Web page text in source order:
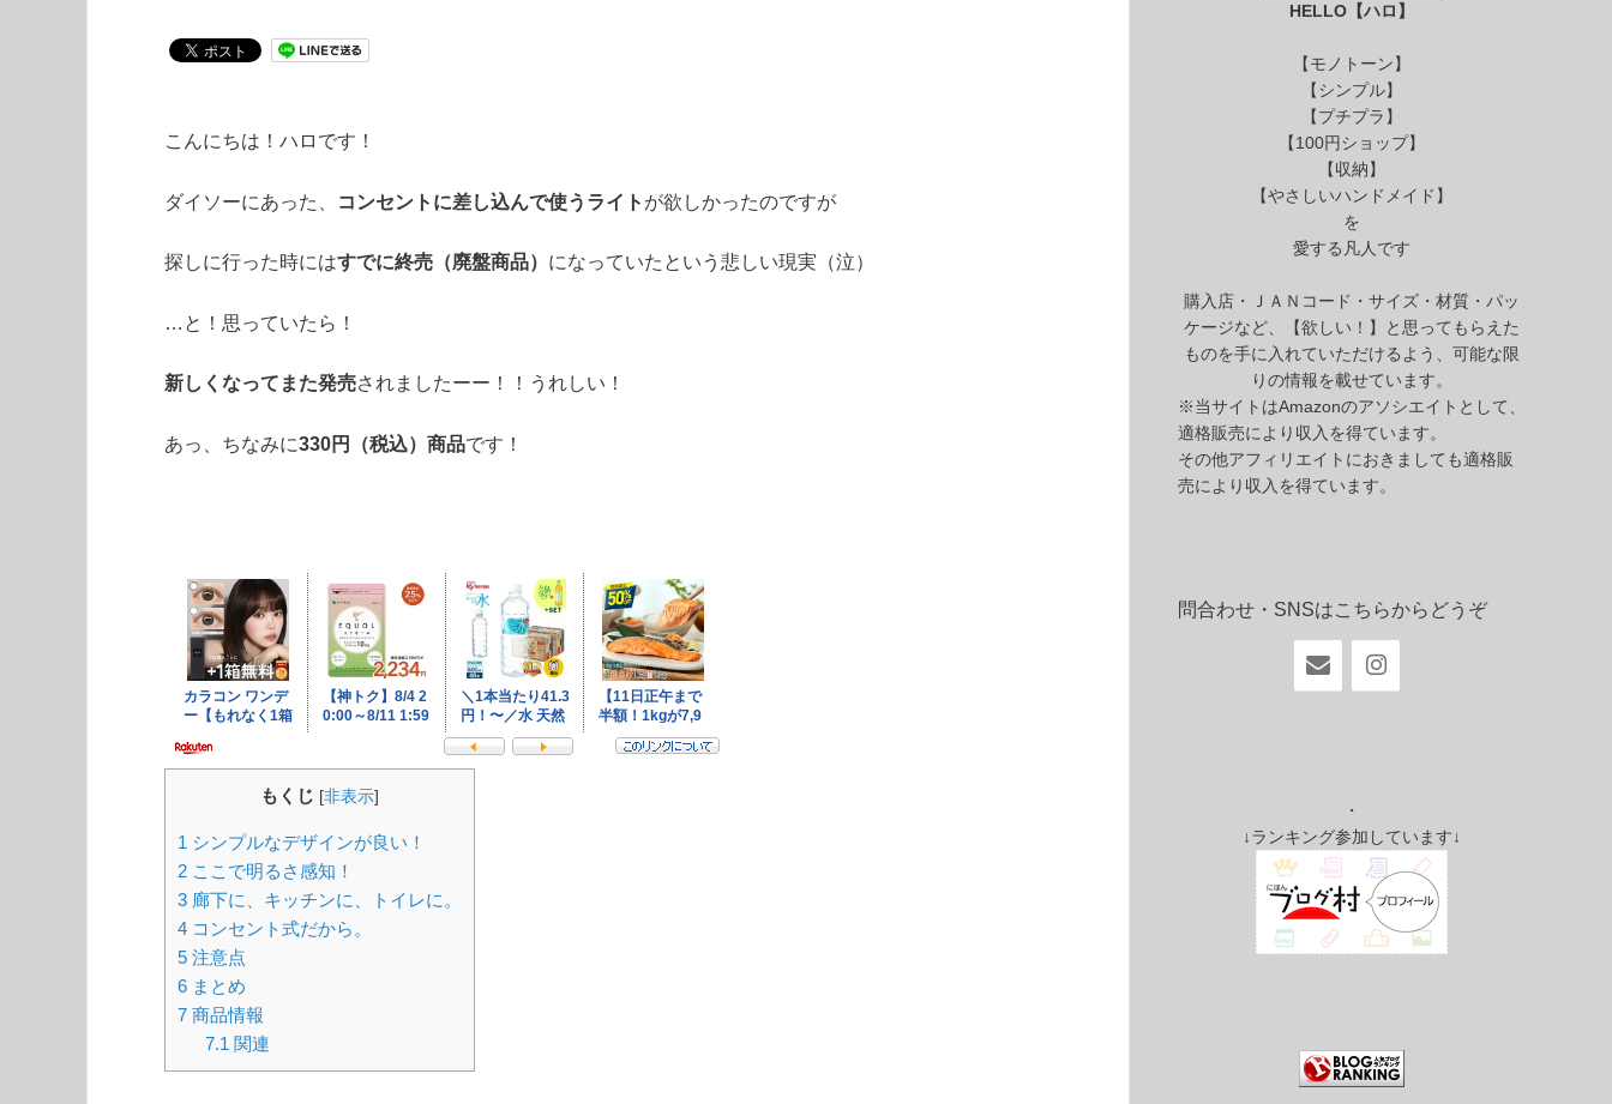
こんにちは！ハロです！
ダイソーにあった、 コンセントに差し込んで使うライト が欲しかったのですが
探しに行った時にはすでに終売（廃盤商品） になっていたという悲しい現実（泣）
…と！思っていたら！
新しくなってまた発売されましたーー！！うれしい！
あっ、ちなみに330円（税込）商品です！
もくじ [非表示]
1 シンプルなデザインが良い！
2 ここで明るさ感知！
3 廊下に、キッチンに、トイレに。
4 コンセント式だから。
5 注意点
6 まとめ
7 商品情報
7.1 関連
HELLO【ハロ】
【モノトーン】
【シンプル】
【プチプラ】
【100円ショップ】
【収納】
【やさしいハンドメイド】
を
愛する凡人です
購入店・ＪＡＮコード・サイズ・材質・パッ
ケージなど、【欲しい！】と思ってもらえた
ものを手に入れていただけるよう、可能な限
りの情報を載せています。
※当サイトはAmazonのアソシエイトとして、
適格販売により収入を得ています。
その他アフィリエイトにおきましても適格販
売により収入を得ています。
問合わせ・SNSはこちらからどうぞ
・
↓ランキング参加しています↓